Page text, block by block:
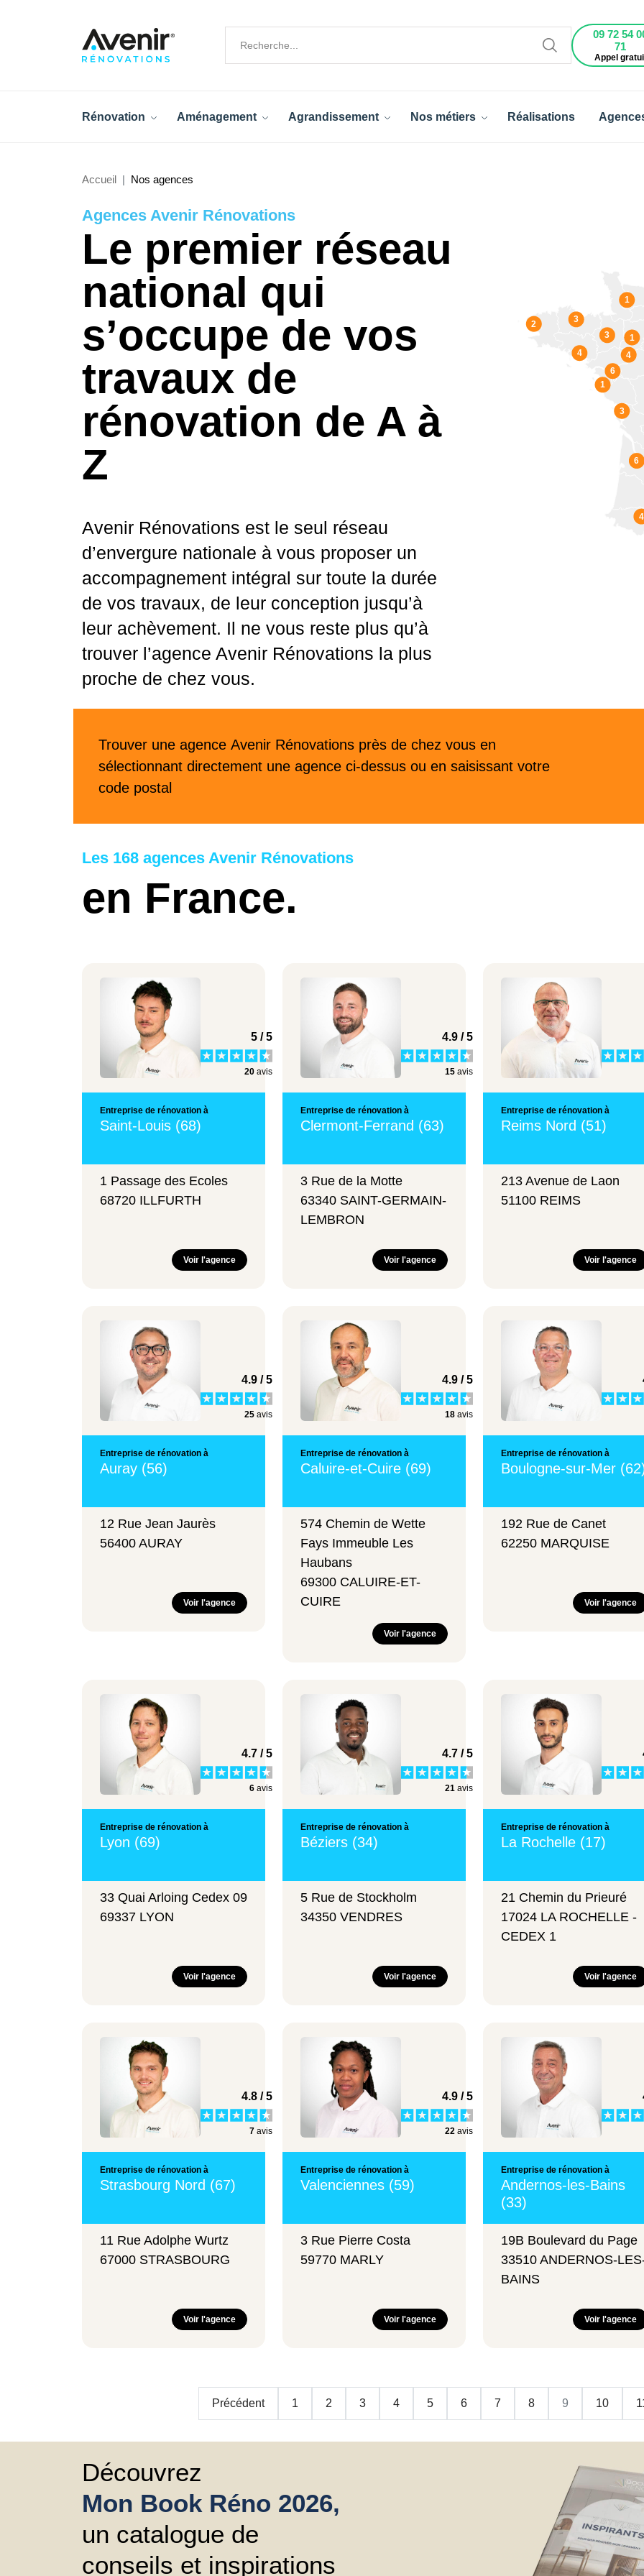
09 72 54
71
Appel
Rénovation Aménagement Agrandissement Nos métiers Réalisations
Accueil Nos agences
Agences Avenir Rénovations
Le premier réseau
national qui
s’occupe de vos
travaux de
rénovation de A à
Z
Avenir Rénovations est le seul réseau
d’envergure nationale à vous proposer un
accompagnement intégral sur toute la durée
de vos travaux, de leur conception jusqu’à
leur achèvement. Il ne vous reste plus qu’à
trouver l’agence Avenir Rénovations la plus
proche de chez vous.
3
3
2
6
3
6
4
1
1
4
4
1
Trouver une agence Avenir Rénovations près de chez vous en
sélectionnant directement une agence ci-dessus ou en saisissant votre
code postal
Les 168 agences Avenir Rénovations
en France.
5 / 5
20 avis
Entreprise de rénovation à
Saint-Louis (68)
1 Passage des Ecoles
68720 ILLFURTH
Voir l'agence
4.9 / 5
15 avis
Entreprise de rénovation à
Clermont-Ferrand (63)
3 Rue de la Motte
63340 SAINT-GERMAIN-
LEMBRON
Voir l'agence
Entreprise de rénovation à
Reims Nord (51)
213 Avenue de Laon
51100 REIMS
Voir l'agence
4.9 / 5
25 avis
Entreprise de rénovation à
Auray (56)
12 Rue Jean Jaurès
56400 AURAY
Voir l'agence
4.9 / 5
18 avis
Entreprise de rénovation à
Caluire-et-Cuire (69)
574 Chemin de Wette
Fays Immeuble Les
Haubans
69300 CALUIRE-ET-
CUIRE
Voir l'agence
Entreprise de rénovation à
Boulogne-sur-Mer
192 Rue de Canet
62250 MARQUISE
Voir l'agence
4.7 / 5
6 avis
Entreprise de rénovation à
Lyon (69)
33 Quai Arloing Cedex 09
69337 LYON
Voir l'agence
4.7 / 5
21 avis
Entreprise de rénovation à
Béziers (34)
5 Rue de Stockholm
34350 VENDRES
Voir l'agence
Entreprise de rénovation à
La Rochelle (17)
21 Chemin du Prieuré
17024 LA ROCHELLE -
CEDEX 1
Voir l'agence
4.8 / 5
7 avis
Entreprise de rénovation à
Strasbourg Nord (67)
11 Rue Adolphe Wurtz
67000 STRASBOURG
Voir l'agence
4.9 / 5
22 avis
Entreprise de rénovation à
Valenciennes (59)
3 Rue Pierre Costa
59770 MARLY
Voir l'agence
Entreprise de rénovation à
Andernos-les-Bains
(33)
19B Boulevard du Page
33510 ANDERNOS-
BAINS
Voir l'agence
Précédent 1 2 3 4 5 6 7 8 9 10
Découvrez
Mon Book Réno 2026,
un catalogue de
conseils et inspirations